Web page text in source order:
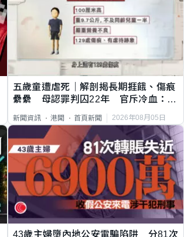
五歲童遭虐死｜解剖揭長期捱餓、傷痕
纍纍 母認罪判囚22年 官斥冷血：同
新聞資訊 港聞 首頁新聞 2026年08月05日
43歲主婦墮內地公安電騙陷阱 分81次